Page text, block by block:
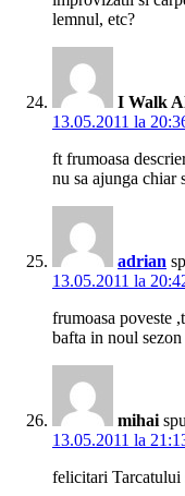
lemnul, etc?
I Walk
13.05.2011 la
ft frumoasa
nu sa ajunga chiar
adrian
13.05.2011 la
frumoasa poveste
bafta in noul
mihai
13.05.2011 la
felicitari Tarcatului